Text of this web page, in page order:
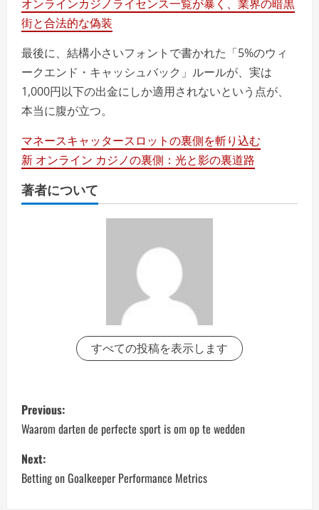
オンラインカジノライセンス一覧が暴く、業界の暗黒
街と合法的な偽装
最後に、結構小さいフォントで書かれた「5%のウィ
ークエンド・キャッシュバック」ルールが、実は
1,000円以下の出金にしか適用されないという点が、
本当に腹が立つ。
マネースキャッタースロットの裏側を斬り込む
新 オンライン カジノの裏側：光と影の裏道路
著者について
すべての投稿を表示します
P
o
s
t
Previous:
Waarom darten de perfecte sport is om op te wedden
Next:
Betting on Goalkeeper Performance Metrics